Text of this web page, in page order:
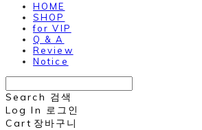
HOME
SHOP
for VIP
Q & A
Review
Notice
Search 검색
Log In 로그인
Cart 장바구니